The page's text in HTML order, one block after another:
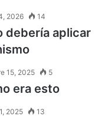
2026 14
debería aplicar
15, 2025 5
era esto
2025 13